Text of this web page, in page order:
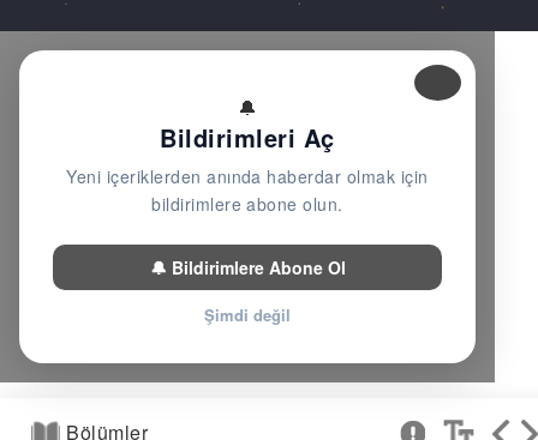
Bölümler
🔔
Bildirimleri Aç
Yeni içeriklerden anında haberdar olmak için
bildirimlere abone olun.
🔔 Bildirimlere Abone Ol
Şimdi değil